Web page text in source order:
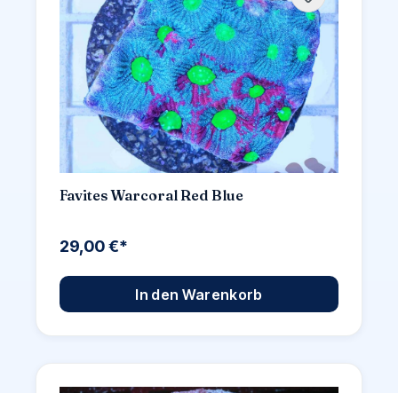
Favites Warcoral Red Blue
29,00 €*
In den Warenkorb